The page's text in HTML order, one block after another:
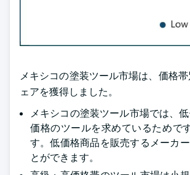
メキシコの塗装ツール市場は、価格
ェアを獲得しました。
メキシコの塗装ツール市場では、
価格のツールを求めているためで
す。低価格商品を販売するメーカ
とができます。